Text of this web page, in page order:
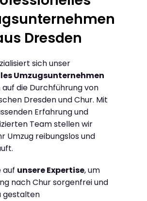
Dresden
sich unser
Umzugsunternehmen
auf die Durchführung von
Dresden und Chur. Mit
Erfahrung und
Team stellen wir
Umzug reibungslos und
auf unsere Expertise, um
nach Chur sorgenfrei und
gestalten